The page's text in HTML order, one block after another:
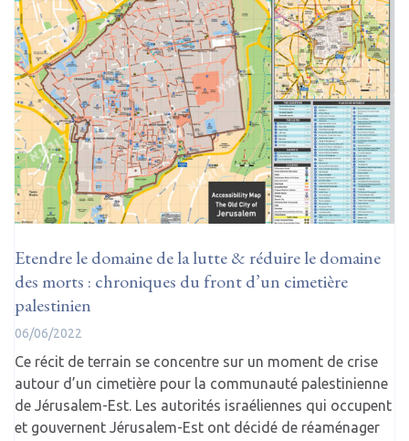
Etendre le domaine de la lutte & réduire le domaine
des morts : chroniques du front d’un cimetière
palestinien
06/06/2022
Ce récit de terrain se concentre sur un moment de crise
autour d’un cimetière pour la communauté palestinienne
de Jérusalem-Est. Les autorités israéliennes qui occupent
et gouvernent Jérusalem-Est ont décidé de réaménager